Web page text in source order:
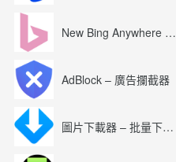
New Bing Anywhere (Bing Chat GPT-4)
AdBlock – 廣告攔截器
圖片下載器 – 批量下載圖片